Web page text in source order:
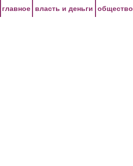
главное власть и деньги общество